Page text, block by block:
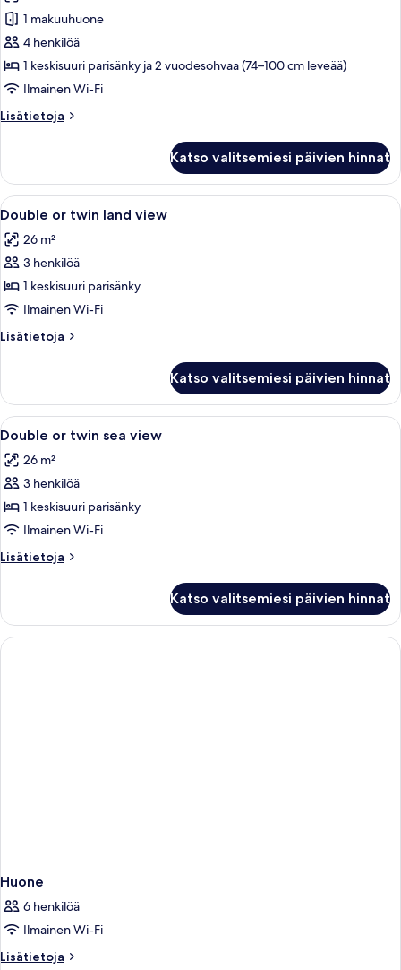
One
Bedroom
Family
Room
View
kuvat
1 makuuhuone
4 henkilöä
1 keskisuuri parisänky ja 2 vuodesohvaa (74–100 cm leveää)
Ilmainen Wi-Fi
Lisätietoja
Lisätietoja
Family
Room
Inland
(Annex
Building)
Katso valitsemiesi päivien hinnat
Avaa
kaikki
huonetyypin
Double
or
twin
land
view
Hotellihuone, jossa on sänky,
6
Double or twin land view
26 m²
3 henkilöä
1 keskisuuri parisänky
Ilmainen Wi-Fi
Lisätietoja
Lisätietoja
twin
land
view
Katso valitsemiesi päivien hinnat
Avaa
kaikki
huonetyypin
Double
or
twin
sea
view
Hotellihuone, jossa on suuri sänky,
6
Double or twin sea view
26 m²
3 henkilöä
1 keskisuuri parisänky
Ilmainen Wi-Fi
Lisätietoja
Lisätietoja
twin
sea
view
Katso valitsemiesi päivien hinnat
Huone
6 henkilöä
Ilmainen Wi-Fi
Lisätietoja
Lisätietoja